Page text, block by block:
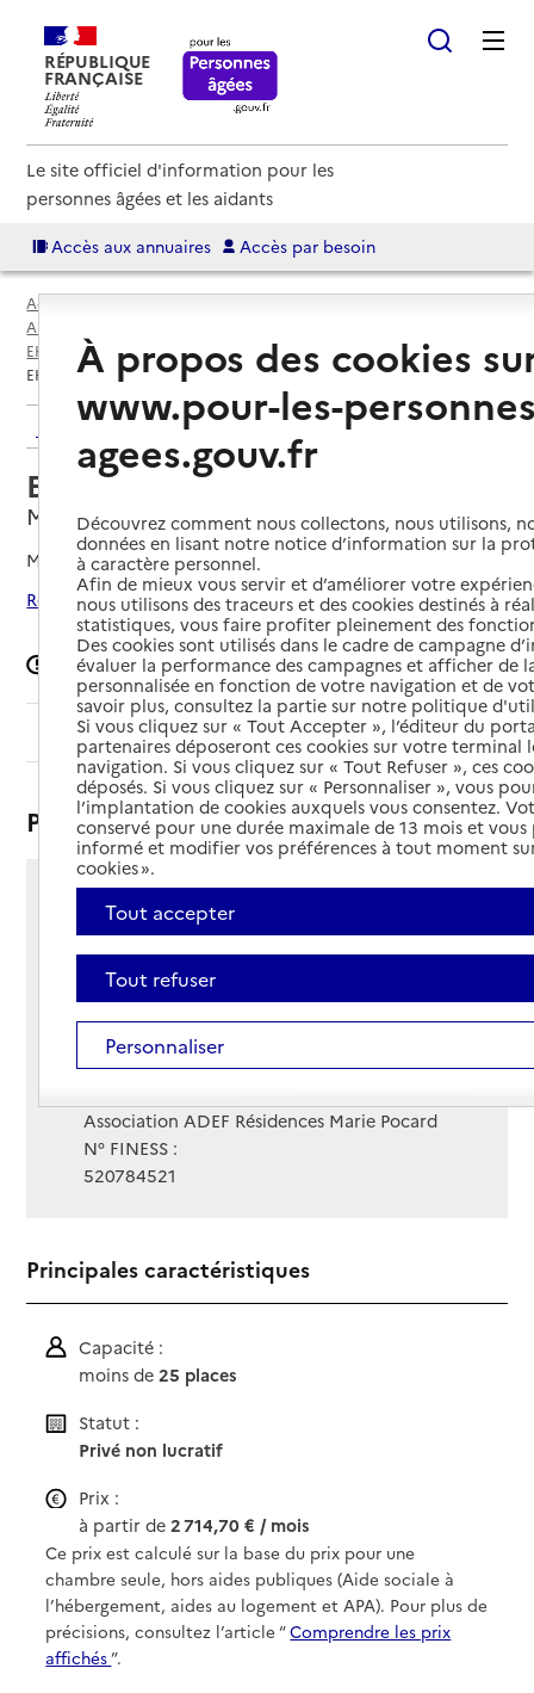
RÉPUBLIQUE
FRANÇAISE
Le site officiel d'information pour les
personnes âgées et les aidants
Accès aux annuaires Accès par besoin
Accueil
Annuaire EHPAD et maisons de retraite
EHPAD par département
Haute-Marne (52)
Maranville
EHPAD Marie Pocard
Retour aux résultats de l'annuaire
EHPAD Marie Pocard
Maranville, HAUTE-MARNE
Mis à jour le27/05/2026
Rechercher les établissements autour de Maranville
Signaler une erreur
Sommaire
Présentation
23 rue Demongeot Tissot
52370 - Maranville
Voir itinéraire
Téléphone :
Contact
Contact
Site Internet
Site internet non renseigné
Association ADEF Résidences Marie Pocard
N° FINESS :
520784521
Principales caractéristiques
Capacité :
moins de25 places
Statut :
Privé non lucratif
Prix :
à partir de2 714,70 € / mois
Ce prix est calculé sur la base du prix pour une
chambre seule, hors aides publiques (Aide sociale à
l’hébergement, aides au logement et APA). Pour plus de
précisions, consultez l’article “Comprendre les prix
affichés”.
À propos des cookies
www.pour-les-
agees.gouv.fr
Découvrez comment nous collectons, nous utilisons,
données en lisant notre notice d’information sur la
à caractère personnel.
Afin de mieux vous servir et d’améliorer votre
nous utilisons des traceurs et des cookies destinés à
statistiques, vous faire profiter pleinement des
Des cookies sont utilisés dans le cadre de campagne
évaluer la performance des campagnes et afficher de
personnalisée en fonction de votre navigation et de
savoir plus, consultez la partie sur notre politique
Si vous cliquez sur « Tout Accepter », l’éditeur du
partenaires déposeront ces cookies sur votre terminal
navigation. Si vous cliquez sur « Tout Refuser », ces
déposés. Si vous cliquez sur « Personnaliser », vous
l’implantation de cookies auxquels vous consentez.
conservé pour une durée maximale de 13 mois et
informé et modifier vos préférences à tout moment
cookies ».
Tout accepter
Tout refuser
Personnaliser